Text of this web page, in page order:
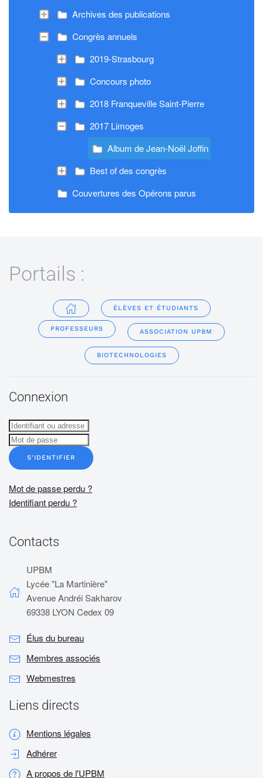
Archives des publications
Congrès annuels
2019-Strasbourg
Concours photo
2018 Franqueville Saint-Pierre
2017 Limoges
Album de Jean-Noël Joffin
Best of des congrès
Couvertures des Opérons parus
Portails :
ÉLÈVES ET ÉTUDIANTS
PROFESSEURS ASSOCIATION UPBM
BIOTECHNOLOGIES
Connexion
S'IDENTIFIER
Mot de passe perdu ?
Identifiant perdu ?
Contacts
UPBM
Lycée "La Martinière"
Avenue Andréi Sakharov
69338 LYON Cedex 09
Élus du bureau
Membres associés
Webmestres
Liens directs
Mentions légales
Adhérer
A propos de l'UPBM